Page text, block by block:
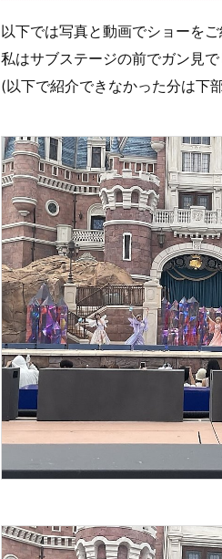
以下では写真と動画でショーをご
私はサブステージの前でガン見
(以下で紹介できなかった分は下